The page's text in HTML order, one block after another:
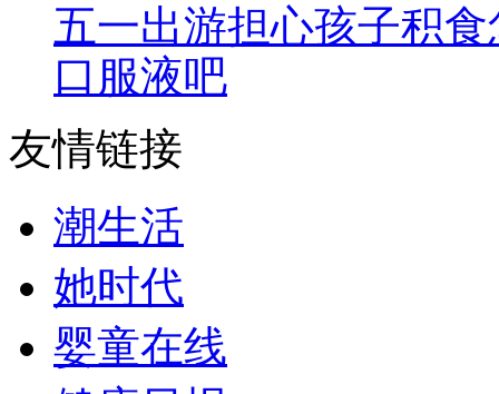
五一出游担心孩子积
口服液吧
友情链接
潮生活
她时代
婴童在线